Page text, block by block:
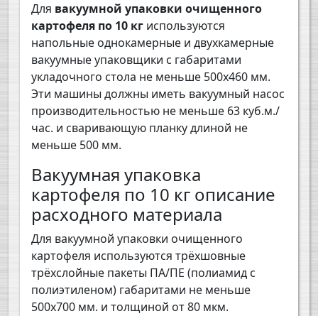
Для вакуумной упаковки очищенного
картофеля по 10 кг используются
напольные однокамерные и двухкамерные
вакуумные упаковщики с габаритами
укладочного стола не меньше 500х460 мм.
Эти машины должны иметь вакуумный насос
производительностью не меньше 63 куб.м./
час. и сваривающую планку длиной не
меньше 500 мм.
Вакуумная упаковка
картофеля по 10 кг описание
расходного материала
Для вакуумной упаковки очищенного
картофеля используются трёхшовные
трёхслойные пакеты ПА/ПЕ (полиамид с
полиэтиленом) габаритами не меньше
500х700 мм. и толщиной от 80 мкм.